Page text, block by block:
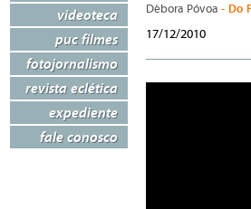
videoteca
puc filmes
fotojornalismo
revista eclética
expediente
fale conosco
Débora Póvoa - Do
17/12/2010